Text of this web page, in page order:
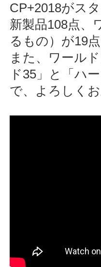
CP+2018がス
新製品108点、
るもの）が19
また、ワール
ド35」と「ハ
で、よろしく